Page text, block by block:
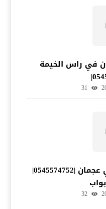
في راس الخيمة
31
تركيب ابواب واخشاب في عجمان |0545574752|
32